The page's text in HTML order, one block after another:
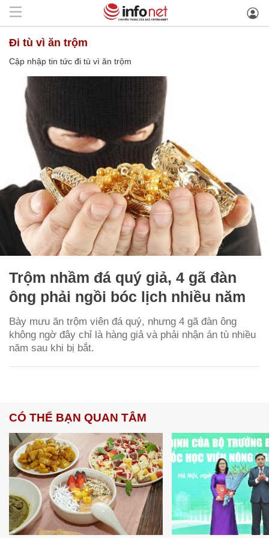
đi tù vì ăn trộm
Cập nhập tin tức đi tù vì ăn trộm
Trộm nhầm đá quý giả, 4 gã đàn
ông phải ngồi bóc lịch nhiều năm
Bày mưu ăn trộm viên đá quý, nhưng 4 gã đàn ông
không ngờ đây chỉ là hàng giả và phải nhận án tù nhiều
năm sau khi bị bắt.
CÓ THỂ BẠN QUAN TÂM